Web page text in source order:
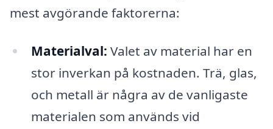
mest avgörande faktorerna:
Materialval: Valet av material har en
stor inverkan på kostnaden. Trä, glas,
och metall är några av de vanligaste
materialen som används vid